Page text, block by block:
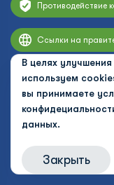
В целях
используем
вы принимаете
данных.
Закрыть
Противодействие
Ссылки на
© 2026 Uzbekistan Airways